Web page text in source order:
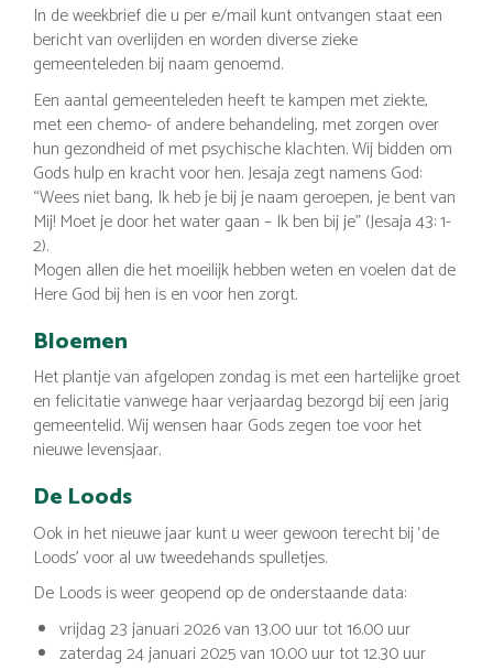
In de weekbrief die u per e/mail kunt ontvangen staat een
bericht van overlijden en worden diverse zieke
gemeenteleden bij naam genoemd.
Een aantal gemeenteleden heeft te kampen met ziekte,
met een chemo- of andere behandeling, met zorgen over
hun gezondheid of met psychische klachten. Wij bidden om
Gods hulp en kracht voor hen. Jesaja zegt namens God:
“Wees niet bang, Ik heb je bij je naam geroepen, je bent van
Mij! Moet je door het water gaan – Ik ben bij je” (Jesaja 43: 1-
2).
Mogen allen die het moeilijk hebben weten en voelen dat de
Here God bij hen is en voor hen zorgt.
Bloemen
Het plantje van afgelopen zondag is met een hartelijke groet
en felicitatie vanwege haar verjaardag bezorgd bij een jarig
gemeentelid. Wij wensen haar Gods zegen toe voor het
nieuwe levensjaar.
De Loods
Ook in het nieuwe jaar kunt u weer gewoon terecht bij ‘de
Loods’ voor al uw tweedehands spulletjes.
De Loods is weer geopend op de onderstaande data:
vrijdag 23 januari 2026 van 13.00 uur tot 16.00 uur
zaterdag 24 januari 2025 van 10.00 uur tot 12.30 uur